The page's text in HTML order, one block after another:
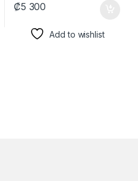
₡5 300
Add to wishlist